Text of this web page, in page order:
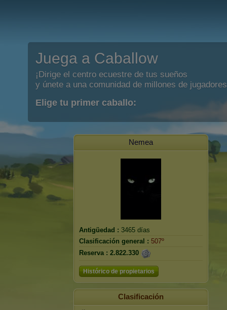
Juega a Caballow
¡Dirige el centro ecuestre de tus sueños
y únete a una comunidad de millones de
Elige tu primer caballo:
Nemea
Antigüedad : 3465 días
Clasificación general : 507º
Reserva : 2.822.330
Histórico de propietarios
Clasificación